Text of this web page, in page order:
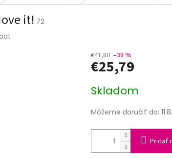
it! 72
€41,80 –38 %
€25,79
cena:
Skladom
Môžeme doručiť do:
Pridať